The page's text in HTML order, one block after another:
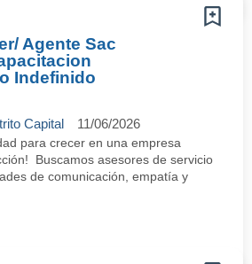
Agente Sac
Indefinido
Capital 11/06/2026
para crecer en una empresa
Buscamos asesores de servicio
de comunicación, empatía y